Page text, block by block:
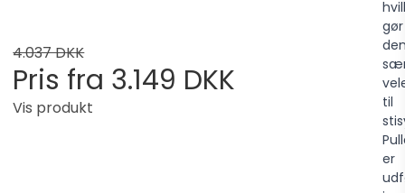
4.037 DKK
Pris fra 3.149 DKK
Vis produkt
gør
til
er